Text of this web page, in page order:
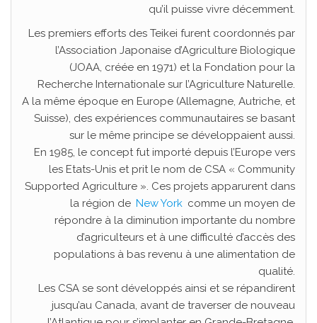
qu’il puisse vivre décemment.
Les premiers efforts des Teikei furent coordonnés par
l’Association Japonaise d’Agriculture Biologique
(JOAA, créée en 1971) et la Fondation pour la
Recherche Internationale sur l’Agriculture Naturelle.
A la même époque en Europe (Allemagne, Autriche, et
Suisse), des expériences communautaires se basant
sur le même principe se développaient aussi.
En 1985, le concept fut importé depuis l’Europe vers
les Etats-Unis et prit le nom de CSA « Community
Supported Agriculture ». Ces projets apparurent dans
la région de New York comme un moyen de
répondre à la diminution importante du nombre
d’agriculteurs et à une difficulté d’accès des
populations à bas revenu à une alimentation de
qualité.
Les CSA se sont développés ainsi et se répandirent
jusqu’au Canada, avant de traverser de nouveau